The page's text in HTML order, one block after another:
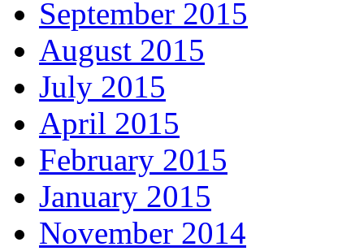
September 2015
August 2015
July 2015
April 2015
February 2015
January 2015
November 2014